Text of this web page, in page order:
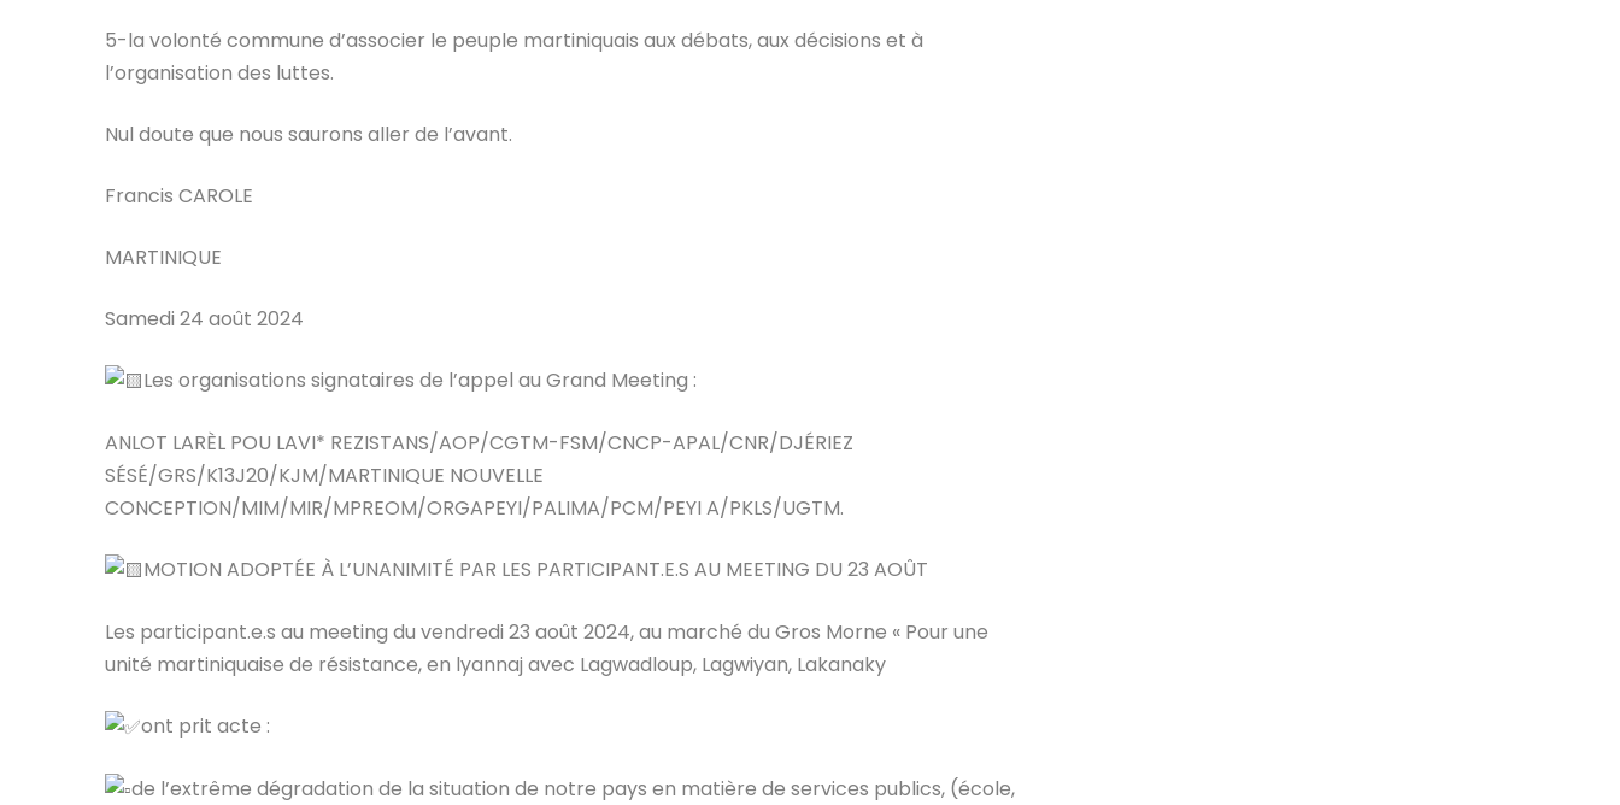
5-la volonté commune d’associer le peuple martiniquais aux débats, aux décisions et à
l’organisation des luttes.
Nul doute que nous saurons aller de l’avant.
Francis CAROLE
MARTINIQUE
Samedi 24 août 2024
Les organisations signataires de l’appel au Grand Meeting :
ANLOT LARÈL POU LAVI* REZISTANS/AOP/CGTM-FSM/CNCP-APAL/CNR/DJÉRIEZ
SÉSÉ/GRS/K13J20/KJM/MARTINIQUE NOUVELLE
CONCEPTION/MIM/MIR/MPREOM/ORGAPEYI/PALIMA/PCM/PEYI A/PKLS/UGTM.
MOTION ADOPTÉE À L’UNANIMITÉ PAR LES PARTICIPANT.E.S AU MEETING DU 23 AOÛT
Les participant.e.s au meeting du vendredi 23 août 2024, au marché du Gros Morne « Pour une
unité martiniquaise de résistance, en lyannaj avec Lagwadloup, Lagwiyan, Lakanaky
ont prit acte :
de l’extrême dégradation de la situation de notre pays en matière de services publics, (école,